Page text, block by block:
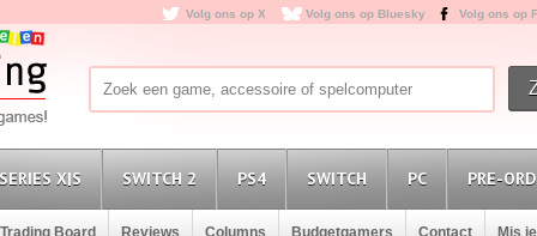
Volg ons op X Volg ons op Bluesky Volg ons op
X|S SWITCH 2 PS4 SWITCH PC PRE-
Trading Board Reviews Columns Budgetgamers Contact Mis